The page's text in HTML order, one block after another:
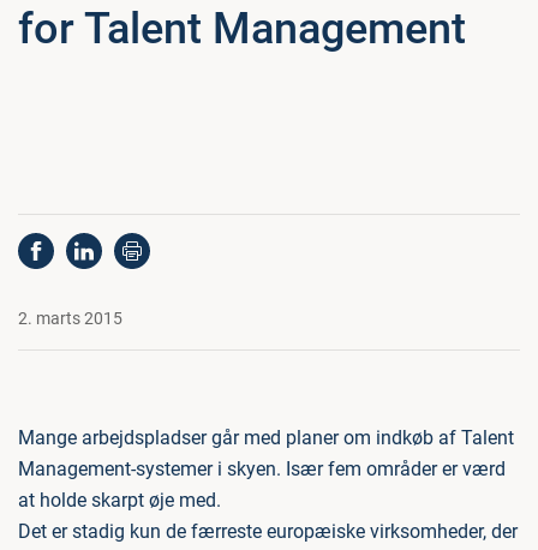
for Talent Ma­na­ge­ment
2. marts 2015
Mange arbejdspladser går med planer om indkøb af Talent
Management-systemer i skyen. Især fem områder er værd
at holde skarpt øje med.
Det er stadig kun de færreste europæiske virksomheder, der